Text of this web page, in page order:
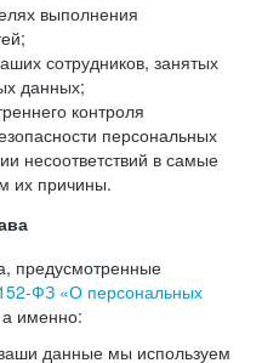
выполнения
сотрудников, занятых
данных;
контроля
персональных
несоответствий в самые
их причины.
предусмотренные
ФЗ «О персональных
именно:
данные мы используем